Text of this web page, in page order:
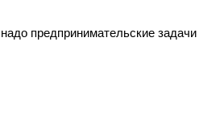
предпринимательские задачи